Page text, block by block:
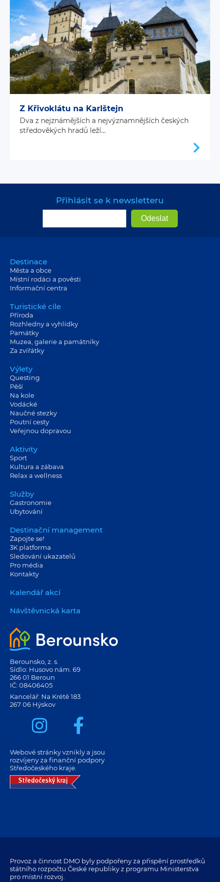
Z Křivoklátu na Karlštejn
Dva z nejznámějších a nejvýznamnějších českých
středověkých hradů leží...
Přihlásit se k newsletteru
Destinace
Města a obce
Místní rodáci a pověsti
Informační centra
Turistické cíle
Příroda
Rozhledny a vyhlídky
Památky
Muzea, galerie a památníky
Za zvířátky
Výlety
Questing
Pěší
Na kole
Vodácké
Naučné stezky
Poutní cesty
Veřejnou dopravou
Aktivity
Sport
Kultura a zábava
Relax a wellness
Služby
Gastronomie
Ubytování
Destinační management
Zapojte se!
3K platforma
Sledování ukazatelů
Pro média
Kontakty
Kalendář akcí
Návštěvnická karta
Berounsko, z. s.
Sídlo: Husovo nám. 69
266 01 Beroun
IČ: 08406405
Kancelář: Na Krétě 183
267 06 Hýskov
Webové stránky vznikly a jsou
rozvíjeny za finanční podpory
Středočeského kraje.
Provoz a činnost DMO byly podpořeny za přispění prostředků
státního rozpočtu České republiky z programu Ministerstva
pro místní rozvoj.